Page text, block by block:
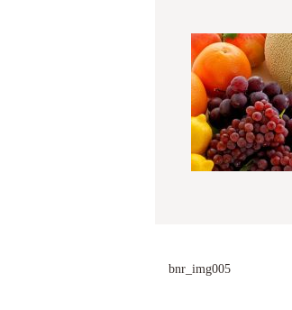
bnr_img005